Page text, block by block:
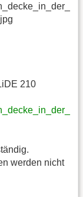
210
werden nicht